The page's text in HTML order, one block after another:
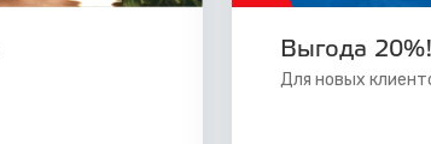
Выгода 20%!
Для новых